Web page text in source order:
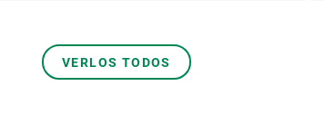
VERLOS TODOS